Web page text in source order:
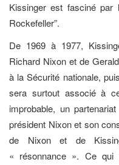
Kissinger est fasciné par
Rockefeller”.
De 1969 à 1977,
Richard Nixon et de
à la Sécurité nationale,
sera surtout associé à
improbable, un
président Nixon et son
de Nixon et de
« résonnance ». Ce qui